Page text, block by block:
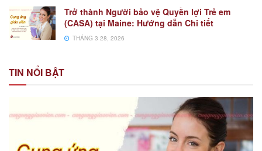
Trở thành Người bảo vệ Quyền lợi Trẻ em
(CASA) tại Maine: Hướng dẫn Chi tiết
THÁNG 3 28, 2026
TIN NỔI BẬT